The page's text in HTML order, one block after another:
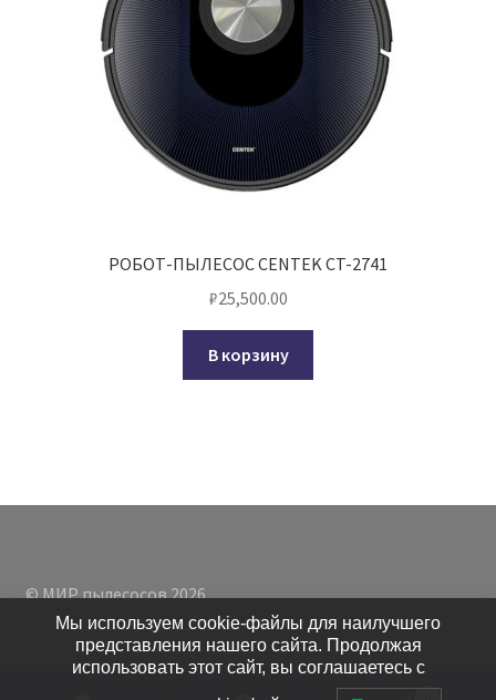
РОБОТ-ПЫЛЕСОС CENTEK CT-2741
₽25,500.00
В корзину
© МИР пылесосов 2026
Создано с помощью WooCommerce
Мы используем cookie-файлы для наилучшего
представления нашего сайта. Продолжая
использовать этот сайт, вы соглашаетесь с